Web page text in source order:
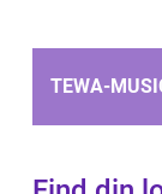
TEWA-